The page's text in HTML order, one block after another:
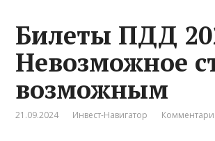
Билеты ПДД
Невозможное
возможным
21.09.2024 Инвест-Навигатор